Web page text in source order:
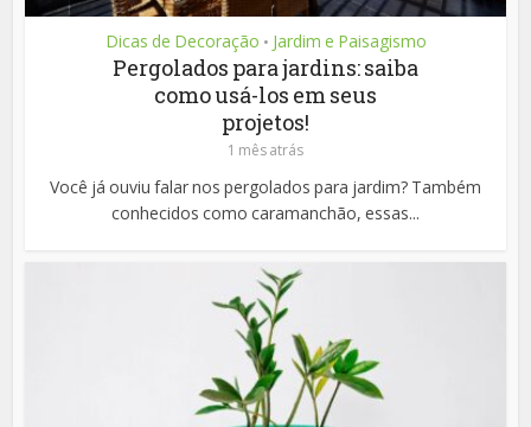
Dicas de Decoração • Jardim e Paisagismo
Pergolados para jardins: saiba
como usá-los em seus
projetos!
1 mês atrás
Você já ouviu falar nos pergolados para jardim? Também
conhecidos como caramanchão, essas...